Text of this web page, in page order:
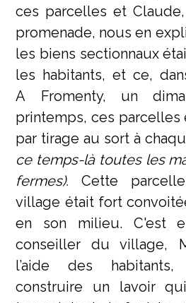
ces parcelles et
promenade, nous en
les biens sectionnaux
les habitants, et ce,
A Fromenty, un
printemps, ces parcelles
par tirage au sort à
ce temps-là toutes les
fermes).Cette
village était fort
en son milieu. C'est
conseiller du village,
l’aide des habitants,
construire un lavoir